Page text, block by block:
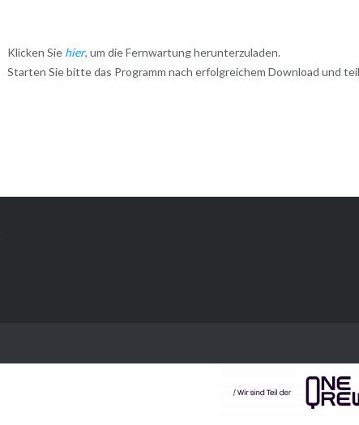
Klicken Sie hier, um die Fernwartung herunterzuladen.
Starten Sie bitte das Programm nach erfolgreichem Download und